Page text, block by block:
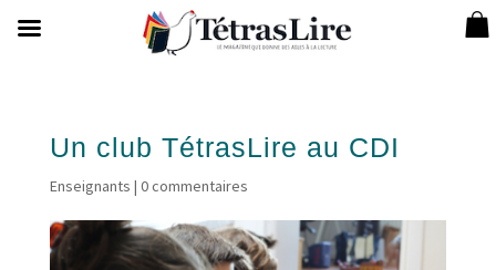
Un club TétrasLire au CDI
Enseignants | 0 commentaires